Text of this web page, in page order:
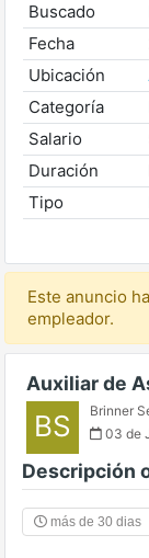
Buscado
Fecha
Ubicación
Categoría
Salario
Duración
Tipo
Este anuncio
empleador.
Auxiliar de
BS Brinner
03 de
Descripción
más de 30 dias